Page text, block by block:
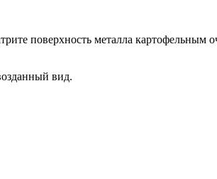
поверхность металла картофельным
вид.